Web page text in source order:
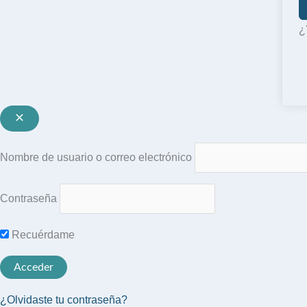
Nombre de usuario o correo electrónico
Contraseña
Recuérdame
¿Olvidaste tu contraseña?